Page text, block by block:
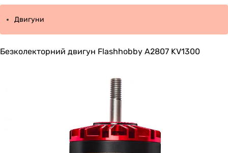
Двигуни
Безколекторний двигун Flashhobby A2807 KV1300